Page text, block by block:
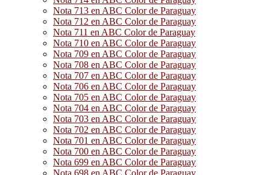
Nota 713 en ABC Color de Paraguay
Nota 712 en ABC Color de Paraguay
Nota 711 en ABC Color de Paraguay
Nota 710 en ABC Color de Paraguay
Nota 709 en ABC Color de Paraguay
Nota 708 en ABC Color de Paraguay
Nota 707 en ABC Color de Paraguay
Nota 706 en ABC Color de Paraguay
Nota 705 en ABC Color de Paraguay
Nota 704 en ABC Color de Paraguay
Nota 703 en ABC Color de Paraguay
Nota 702 en ABC Color de Paraguay
Nota 701 en ABC Color de Paraguay
Nota 700 en ABC Color de Paraguay
Nota 699 en ABC Color de Paraguay
Nota 698 en ABC Color de Paraguay